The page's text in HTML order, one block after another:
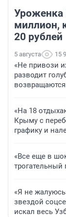
Уроженка
миллион,
20 рублей
5 августа 15
«Не привози
разводит
возвращаются
«На 18
Крыму с
графику и
«Все еще в
трогательный
«Я не
звездой
искал весь